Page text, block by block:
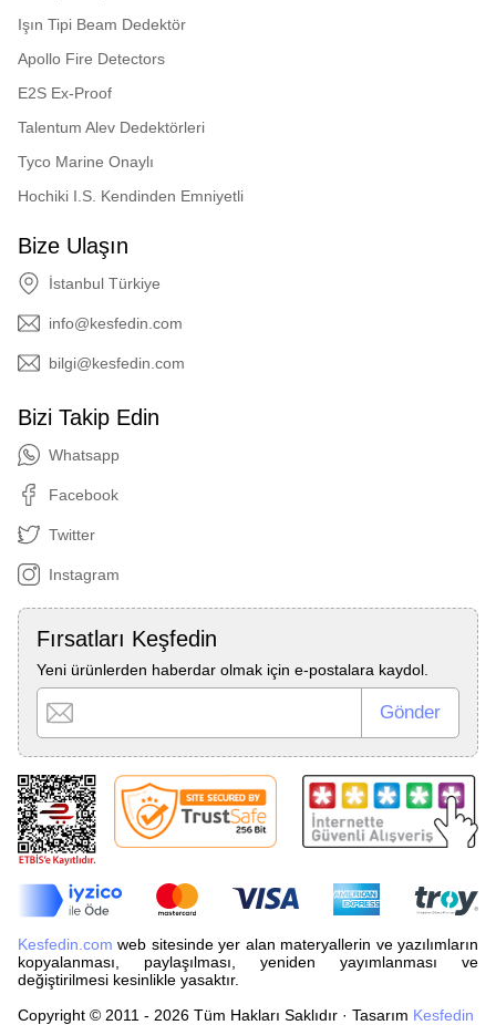
Işın Tipi Beam Dedektör
Apollo Fire Detectors
E2S Ex-Proof
Talentum Alev Dedektörleri
Tyco Marine Onaylı
Hochiki I.S. Kendinden Emniyetli
Bize Ulaşın
İstanbul Türkiye
info@kesfedin.com
bilgi@kesfedin.com
Bizi Takip Edin
Whatsapp
Facebook
Twitter
Instagram
Fırsatları Keşfedin
Yeni ürünlerden haberdar olmak için e-postalara kaydol.
Kesfedin.com web sitesinde yer alan materyallerin ve yazılımların
kopyalanması, paylaşılması, yeniden yayımlanması ve
değiştirilmesi kesinlikle yasaktır.
Copyright © 2011 - 2026 Tüm Hakları Saklıdır · Tasarım Kesfedin